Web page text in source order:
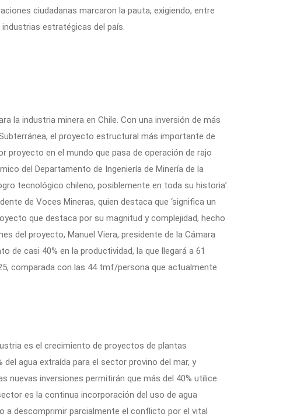
ciudadanas marcaron la pauta, exigiendo, entre
estratégicas del país.
la industria minera en Chile. Con una inversión de más
el proyecto estructural más importante de
proyecto en el mundo que pasa de operación de rajo
del Departamento de Ingeniería de Minería de la
tecnológico chileno, posiblemente en toda su historia’.
de Voces Mineras, quien destaca que ‘significa un
que destaca por su magnitud y complejidad, hecho
del proyecto, Manuel Viera, presidente de la Cámara
de casi 40% en la productividad, la que llegará a 61
comparada con las 44 tmf/persona que actualmente
es el crecimiento de proyectos de plantas
del agua extraída para el sector provino del mar, y
nuevas inversiones permitirán que más del 40% utilice
es la continua incorporación del uso de agua
a descomprimir parcialmente el conflicto por el vital